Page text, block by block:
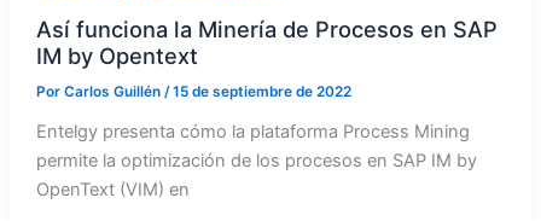
Así funciona la Minería de Procesos en SAP
IM by Opentext
Por Carlos Guillén /15 de septiembre de 2022
Entelgy presenta cómo la plataforma Process Mining
permite la optimización de los procesos en SAP IM by
OpenText (VIM) en